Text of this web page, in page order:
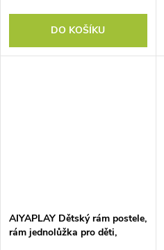
DO KOŠÍKU
AIYAPLAY Dětský rám postele,
rám jednolůžka pro děti,